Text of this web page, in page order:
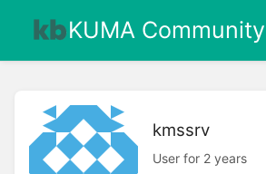
KUMA Community
kmssrv
User for 2 years